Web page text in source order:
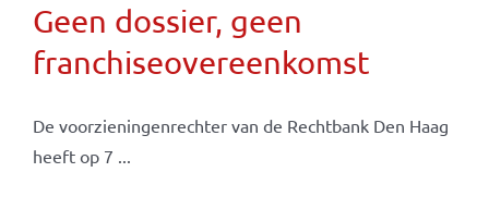
Geen dossier, geen
franchiseovereenkomst
De voorzieningenrechter van de Rechtbank Den Haag
heeft op 7 ...